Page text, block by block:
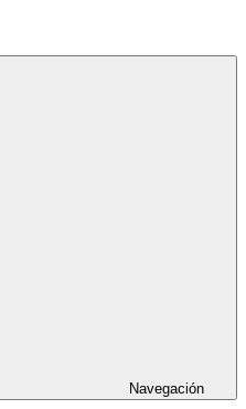
Navegación